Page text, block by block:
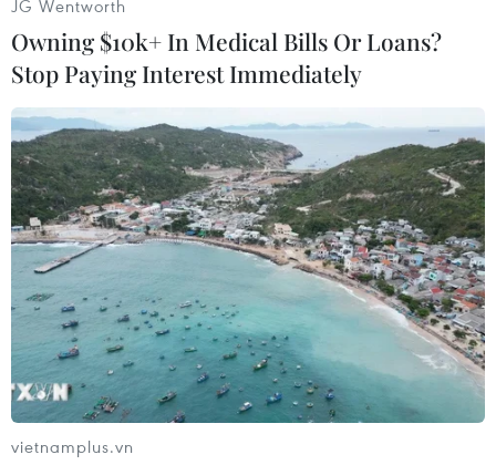
#Libya
#Kế hoạch hòa bình
#Khủng hoảng
Hòa Bình Phú Thọ
Libya
Venezuela
Theo dõi VietnamPlus
JG Wentworth
Owning $10k+ In Medical Bills Or Loans?
Stop Paying Interest Immediately
vietnamplus.vn